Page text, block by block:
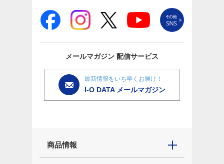
メールマガジン 配信サービス
最新情報をいち早くお届け！
I-O DATA メールマガジン
商品情報